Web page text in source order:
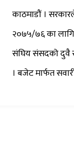
काठमाडौं ।
२०७५/७६ का
संघिय संसदको दुवै
। बजेट मार्फत